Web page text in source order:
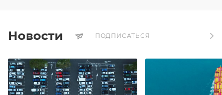
Новости ПОДПИСАТЬСЯ